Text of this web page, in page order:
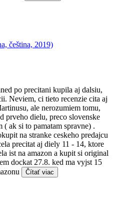
čeština, 2019)
po precitani kupila aj dalsiu,
Neviem, ci tieto recenzie cita aj
ale nerozumiem tomu,
prveho dielu, preco slovenske
ak si to pamatam spravne) .
na stranke ceskeho predajcu
precitat aj diely 11 - 14, ktore
ist na amazon a kupit si original
dockat 27.8. ked ma vyjst 15
Čítať viac